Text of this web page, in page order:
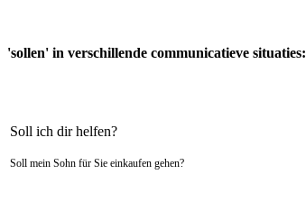
'sollen' in verschillende communicatieve situaties:
Soll ich dir helfen?
Soll mein Sohn für Sie einkaufen gehen?